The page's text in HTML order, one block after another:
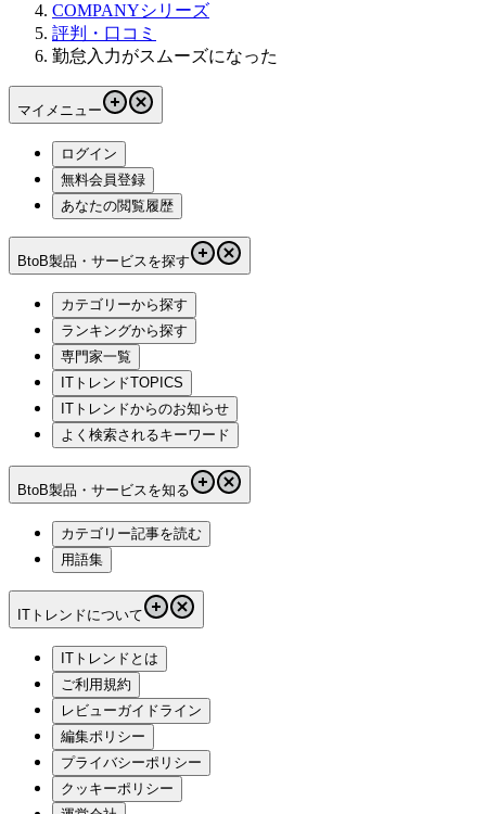
COMPANYシリーズ
評判・口コミ
勤怠入力がスムーズになった
マイメニュー
ログイン
無料会員登録
あなたの閲覧履歴
BtoB製品・サービスを探す
カテゴリーから探す
ランキングから探す
専門家一覧
ITトレンドTOPICS
ITトレンドからのお知らせ
よく検索されるキーワード
BtoB製品・サービスを知る
カテゴリー記事を読む
用語集
ITトレンドについて
ITトレンドとは
ご利用規約
レビューガイドライン
編集ポリシー
プライバシーポリシー
クッキーポリシー